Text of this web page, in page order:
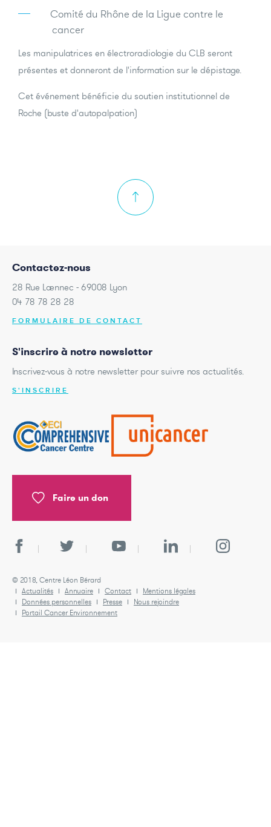
Comité du Rhône de la Ligue contre le
cancer
Les manipulatrices en électroradiologie du CLB seront
présentes et donneront de l'information sur le dépistage.
Cet événement bénéficie du soutien institutionnel de
Roche (buste d'autopalpation)
Contactez-nous
28 Rue Laennec - 69008 Lyon
04 78 78 28 28
FORMULAIRE DE CONTACT
S'inscrire à notre newsletter
Inscrivez-vous à notre newsletter pour suivre nos actualités.
S'INSCRIRE
Faire un don
© 2018, Centre Léon Bérard
Actualités
Annuaire Contact
Mentions légales
Données personnelles
Presse
Nous rejoindre
Portail Cancer Environnement